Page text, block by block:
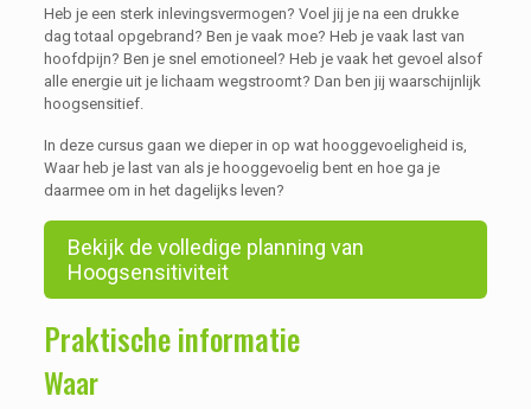
Heb je een sterk inlevingsvermogen? Voel jij je na een drukke
dag totaal opgebrand? Ben je vaak moe? Heb je vaak last van
hoofdpijn? Ben je snel emotioneel? Heb je vaak het gevoel alsof
alle energie uit je lichaam wegstroomt? Dan ben jij waarschijnlijk
hoogsensitief.
In deze cursus gaan we dieper in op wat hooggevoeligheid is,
Waar heb je last van als je hooggevoelig bent en hoe ga je
daarmee om in het dagelijks leven?
Bekijk de volledige planning van
Hoogsensitiviteit
Praktische informatie
Waar